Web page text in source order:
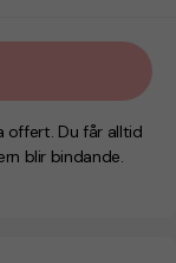
offert. Du får alltid
blir bindande.